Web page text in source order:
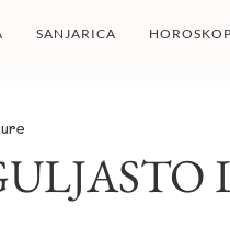
SANJARICA HOROSKOP